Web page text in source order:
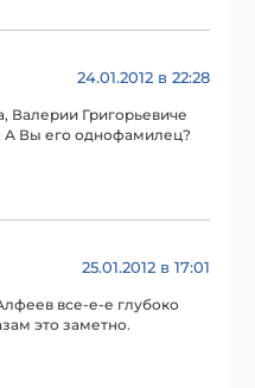
24.01.2012 в 22:28
Валерии Григорьевиче
А Вы его однофамилец?
25.01.2012 в 17:01
все-е-е глубоко
это заметно.